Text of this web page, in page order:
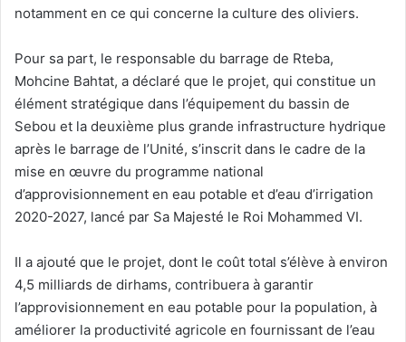
notamment en ce qui concerne la culture des oliviers.
Pour sa part, le responsable du barrage de Rteba,
Mohcine Bahtat, a déclaré que le projet, qui constitue un
élément stratégique dans l’équipement du bassin de
Sebou et la deuxième plus grande infrastructure hydrique
après le barrage de l’Unité, s’inscrit dans le cadre de la
mise en œuvre du programme national
d’approvisionnement en eau potable et d’eau d’irrigation
2020-2027, lancé par Sa Majesté le Roi Mohammed VI.
Il a ajouté que le projet, dont le coût total s’élève à environ
4,5 milliards de dirhams, contribuera à garantir
l’approvisionnement en eau potable pour la population, à
améliorer la productivité agricole en fournissant de l’eau